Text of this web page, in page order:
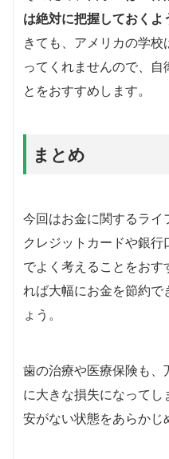
は絶対に把握しておくよ
きても、アメリカの学
ってくれませんので、自
とをおすすめします。
まとめ
今回はお金に関するライ
クレジットカードや銀
でよく考えることをお
れば大幅にお金を節約で
ょう。
歯の治療や医療保険も、
に大きな損失になって
安がない状態をあらかじ